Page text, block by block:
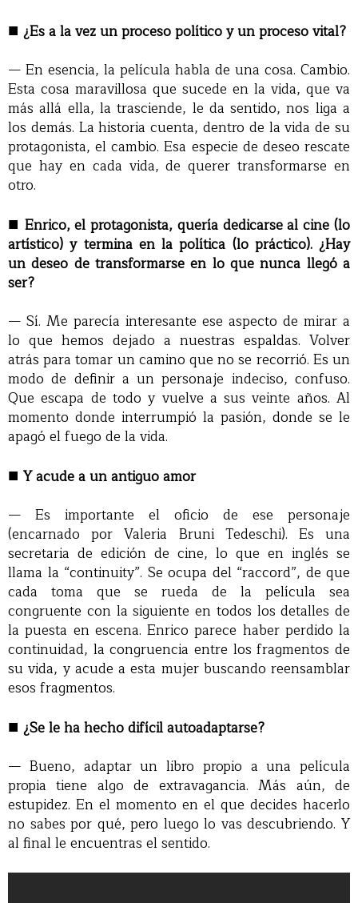
■ ¿Es a la vez un proceso político y un proceso vital?
— En esencia, la película habla de una cosa. Cambio.
Esta cosa maravillosa que sucede en la vida, que va
más allá ella, la trasciende, le da sentido, nos liga a
los demás. La historia cuenta, dentro de la vida de su
protagonista, el cambio. Esa especie de deseo rescate
que hay en cada vida, de querer transformarse en
otro.
■ Enrico, el protagonista, quería dedicarse al cine (lo
artístico) y termina en la política (lo práctico). ¿Hay
un deseo de transformarse en lo que nunca llegó a
ser?
— Sí. Me parecía interesante ese aspecto de mirar a
lo que hemos dejado a nuestras espaldas. Volver
atrás para tomar un camino que no se recorrió. Es un
modo de definir a un personaje indeciso, confuso.
Que escapa de todo y vuelve a sus veinte años. Al
momento donde interrumpió la pasión, donde se le
apagó el fuego de la vida.
■ Y acude a un antiguo amor
— Es importante el oficio de ese personaje
(encarnado por Valeria Bruni Tedeschi). Es una
secretaria de edición de cine, lo que en inglés se
llama la “continuity”. Se ocupa del “raccord”, de que
cada toma que se rueda de la película sea
congruente con la siguiente en todos los detalles de
la puesta en escena. Enrico parece haber perdido la
continuidad, la congruencia entre los fragmentos de
su vida, y acude a esta mujer buscando reensamblar
esos fragmentos.
■ ¿Se le ha hecho difícil autoadaptarse?
— Bueno, adaptar un libro propio a una película
propia tiene algo de extravagancia. Más aún, de
estupidez. En el momento en el que decides hacerlo
no sabes por qué, pero luego lo vas descubriendo. Y
al final le encuentras el sentido.